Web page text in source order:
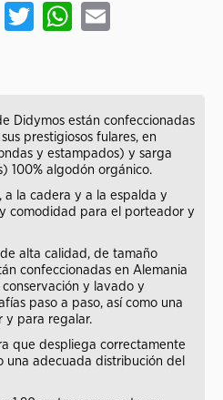
TwitterWhatsApp
Email
Didymos están confeccionadas
prestigiosos fulares, en
y estampados) y sarga
100% algodón orgánico.
a la cadera y a la espalda y
comodidad para el porteador y
alta calidad, de tamaño
confeccionadas en Alemania
y lavado y
paso a paso, así como una
y para regalar.
que despliega correctamente
una adecuada distribución del